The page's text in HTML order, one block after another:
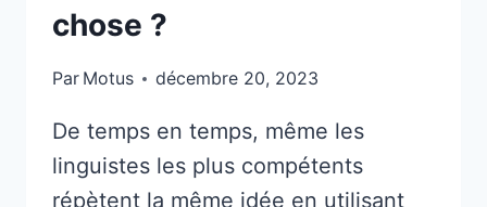
chose ?
Par Motus décembre 20, 2023
De temps en temps, même les
linguistes les plus compétents
répètent la même idée en utilisant